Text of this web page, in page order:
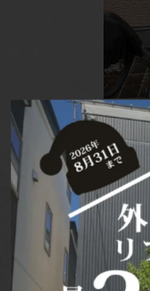
☆洗浄☆